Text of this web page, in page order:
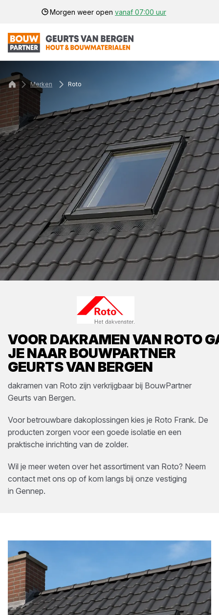
Morgen weer open vanaf 07:00 uur
VOOR DAKRAMENVAN ROTO
JE NAAR BOUWPARTNER
GEURTS VAN BERGEN
dakramen van Roto zijn verkrijgbaar bij BouwPartner
Geurts van Bergen.
Voor betrouwbare dakoplossingen kies je Roto Frank. De
producten zorgen voor een goede isolatie en een
praktische inrichting van de zolder.
Wil je meer weten over het assortiment van Roto? Neem
contact met ons op of kom langs bij onze vestiging
in Gennep.
Merken Roto